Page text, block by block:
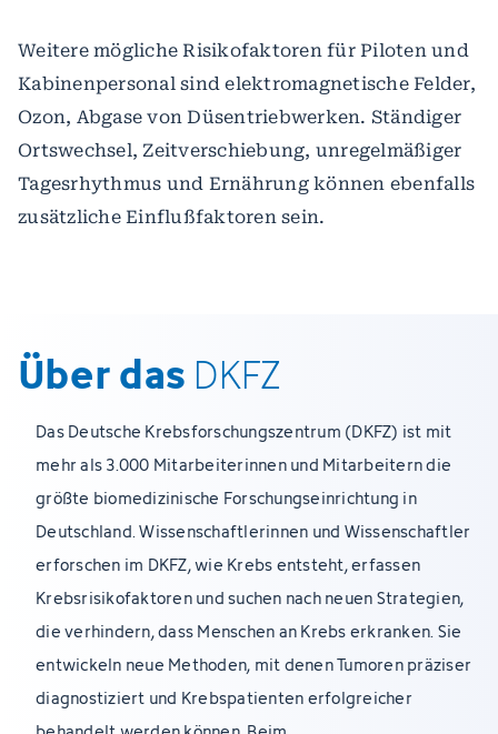
Weitere mögliche Risikofaktoren für Piloten und
Kabinenpersonal sind elektromagnetische Felder,
Ozon, Abgase von Düsentriebwerken. Ständiger
Ortswechsel, Zeitverschiebung, unregelmäßiger
Tagesrhythmus und Ernährung können ebenfalls
zusätzliche Einflußfaktoren sein.
Über das DKFZ
Das Deutsche Krebsforschungszentrum (DKFZ) ist mit
mehr als 3.000 Mitarbeiterinnen und Mitarbeitern die
größte biomedizinische Forschungseinrichtung in
Deutschland. Wissenschaftlerinnen und Wissenschaftler
erforschen im DKFZ, wie Krebs entsteht, erfassen
Krebsrisikofaktoren und suchen nach neuen Strategien,
die verhindern, dass Menschen an Krebs erkranken. Sie
entwickeln neue Methoden, mit denen Tumoren präziser
diagnostiziert und Krebspatienten erfolgreicher